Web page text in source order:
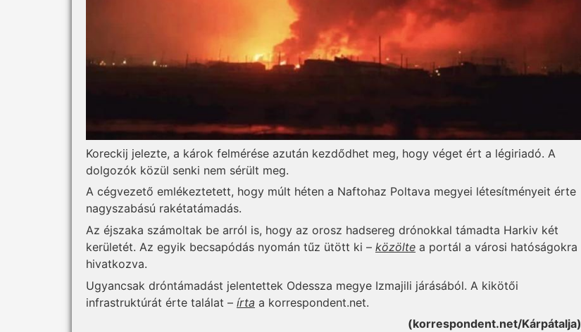
Koreckij jelezte, a károk felmérése azután kezdődhet meg, hogy véget ért a légiriadó. A
dolgozók közül senki nem sérült meg.
A cégvezető emlékeztetett, hogy múlt héten a Naftohaz Poltava megyei létesítményeit érte
nagyszabású rakétatámadás.
Az éjszaka számoltak be arról is, hogy az orosz hadsereg drónokkal támadta Harkiv két
kerületét. Az egyik becsapódás nyomán tűz ütött ki – közölte a portál a városi hatóságokra
hivatkozva.
Ugyancsak dróntámadást jelentettek Odessza megye Izmajili járásából. A kikötői
infrastruktúrát érte találat – írta a korrespondent.net.
(korrespondent.net/Kárpátalja)